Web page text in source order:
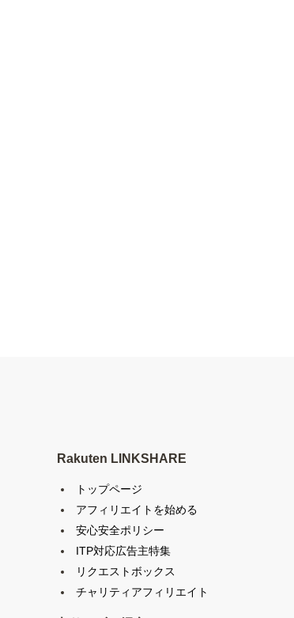
Rakuten LINKSHARE
トップページ
アフィリエイトを始める
安心安全ポリシー
ITP対応広告主特集
リクエストボックス
チャリティアフィリエイト